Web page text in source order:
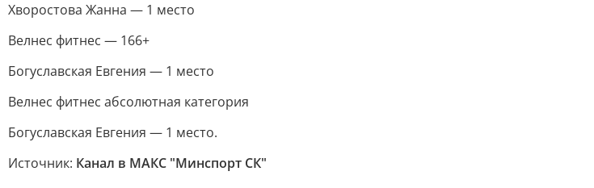
Хворостова Жанна — 1 место
Велнес фитнес — 166+
Богуславская Евгения — 1 место
Велнес фитнес абсолютная категория
Богуславская Евгения — 1 место.
Источник: Канал в МАКС "Минспорт СК"